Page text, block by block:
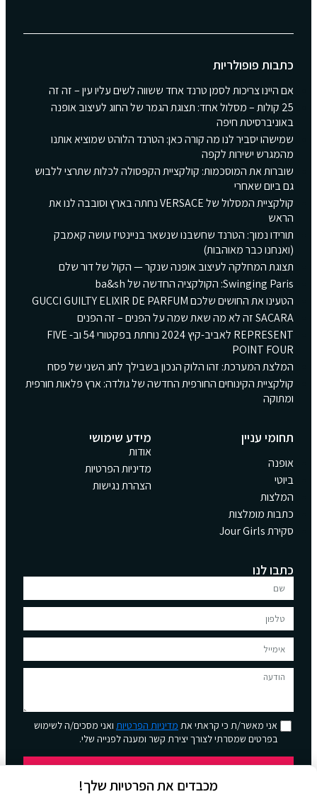
כתבות פופולריות
אם היינו צריכות לסמן טרנד אחד ששווה לשים עליו עין – זה זה
25 קולות – מסלול אחד: תצוגת הגמר של החוג לעיצוב אופנה
באוניברסיטת חיפה
שמישהו יסביר לנו מה קורה כאן: הטרנד הלוהט שמוציא אותנו
מהמגרש ישירות לקפה
שוברות את המוסכמות: קולקציית הקפסולה לכלות שתרצי ללבוש
גם ביום שאחרי
קולקציית המסלול של VERSACE נחתה בארץ וסובבה לנו את
הראש
תורידו נמוך: הטרנד שחשבנו שנשאר בניינטיז עושה קאמבק
(ואנחנו כבר מאוהבות)
תצוגת המחלקה לעיצוב אופנה שנקר — הקול של דור שלם
Swinging Paris: הקולקציה החדשה של ba&sh
הטעינו את החושים שלכם GUCCI GUILTY ELIXIR DE PARFUM
SACARA זה לא מה שאת שמה על הפנים – זה הפנים
REPRESENT לאביב-קיץ 2024 נוחתת בפקטורי 54 וב- FIVE
POINT FOUR
המלצת המערכת: זהו הלוק הנכון בשבילך לחג השני של פסח
קולקציית הקינוחים החורפית החדשה של גולדה: ארץ פלאות חורפית
ומתוקה
תחומי עניין
אופנה
ביוטי
המלצות
כתבות מומלצות
סקירת Jour Girls
מידע שימושי
אודות
מדיניות הפרטיות
הצהרת נגישות
כתבו לנו
אני מאשר/ת כי קראתי את מדיניות הפרטיות ואני מסכים/ה לשימוש
בפרטים שמסרתי לצורך יצירת קשר ומענה לפנייה שלי.
מכבדים את הפרטיות שלך!